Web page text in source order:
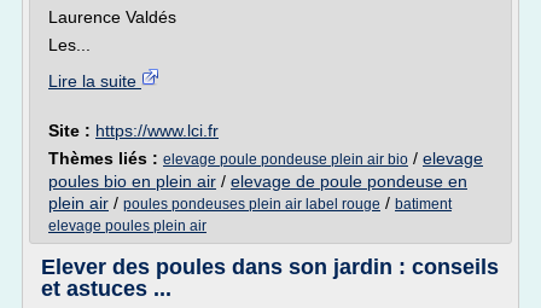
Laurence Valdés
Les...
Lire la suite
Site : https://www.lci.fr
Thèmes liés : elevage poule pondeuse plein air bio / elevage
poules bio en plein air / elevage de poule pondeuse en
plein air / poules pondeuses plein air label rouge / batiment
elevage poules plein air
Elever des poules dans son jardin : conseils
et astuces ...